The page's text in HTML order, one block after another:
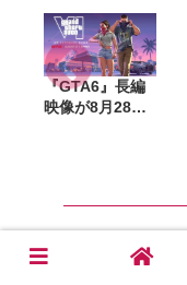
『GTA6』長編
映像が8月28日